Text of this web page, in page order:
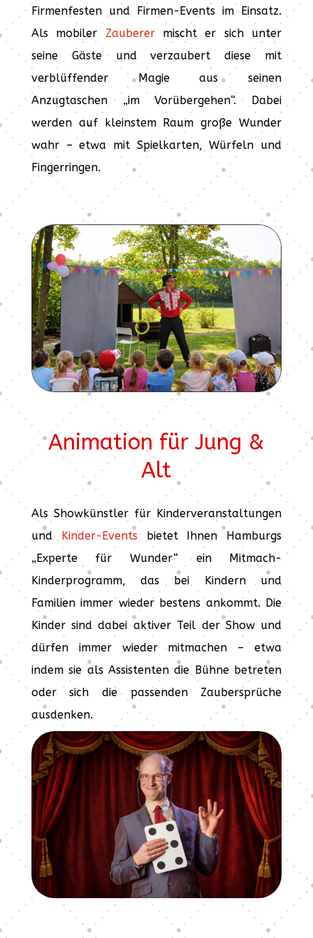
Firmenfesten und Firmen-Events im Einsatz.
Als mobiler Zauberermischt er sich unter
seine Gäste und verzaubert diese mit
verblüffender Magie aus seinen
Anzugtaschen „im Vorübergehen“. Dabei
werden auf kleinstem Raum große Wunder
wahr – etwa mit Spielkarten, Würfeln und
Fingerringen.
Animation für Jung &
Alt
Als Showkünstler für Kinderveranstaltungen
und Kinder-Events bietet Ihnen Hamburgs
„Experte für Wunder“ ein Mitmach-
Kinderprogramm, das bei Kindern und
Familien immer wieder bestens ankommt. Die
Kinder sind dabei aktiver Teil der Show und
dürfen immer wieder mitmachen – etwa
indem sie als Assistenten die Bühne betreten
oder sich die passenden Zaubersprüche
ausdenken.